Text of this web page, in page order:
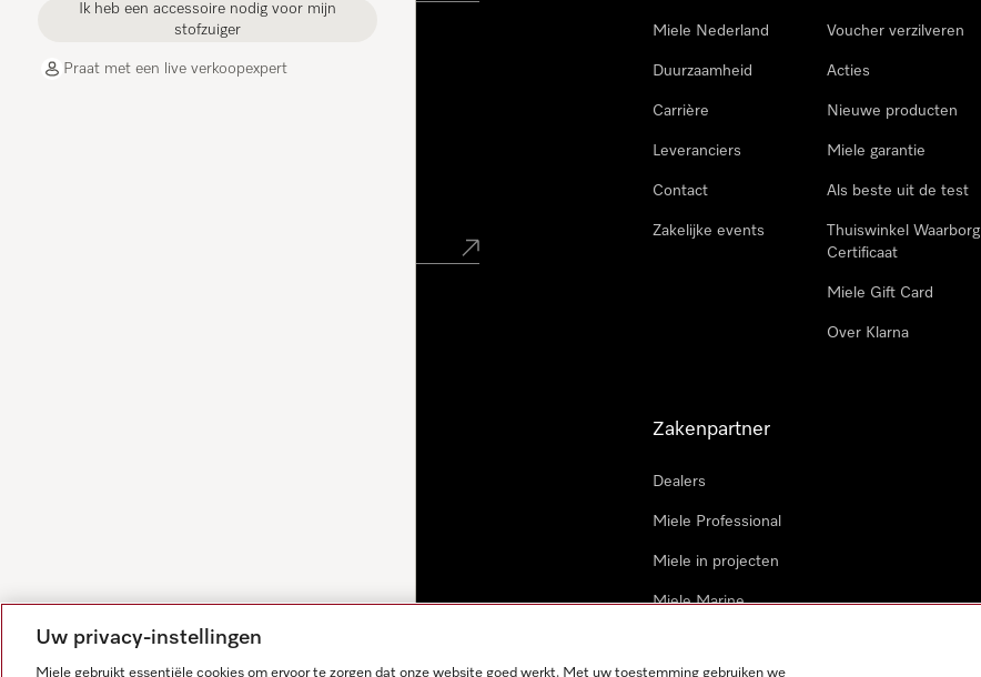
Ik heb een accessoire nodig voor mijn
stofzuiger
Praat met een live verkoopexpert
Miele Experience Centers
Miele Nederland
Duurzaamheid
Carrière
Leveranciers
Contact
Zakelijke events
Voucher verzilveren
Acties
Nieuwe producten
Miele garantie
Als beste uit de test
Thuiswinkel Waarborg
Certificaat
Miele Gift Card
Over Klarna
Zakenpartner
Dealers
Miele Professional
Miele in projecten
Miele Marine
Uw privacy-instellingen
Miele gebruikt essentiële cookies om ervoor te zorgen dat onze website goed werkt. Met uw toestemming gebruiken we